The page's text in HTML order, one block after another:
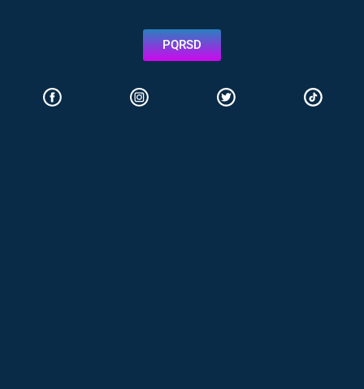
PQRSD